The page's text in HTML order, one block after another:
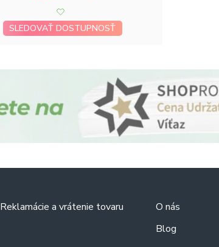
SLEDOVAŤ DOSTUPNOSŤ
Reklamácie a vrátenie tovaru
O nás
Blog